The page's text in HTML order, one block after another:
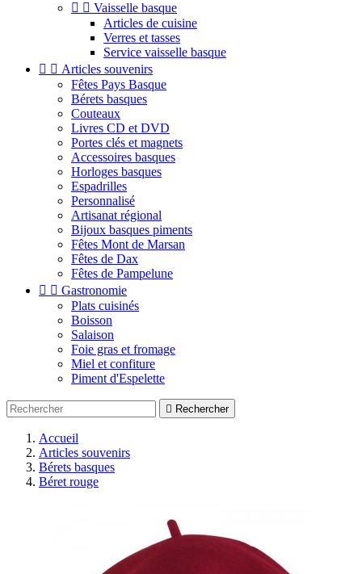
  Vaisselle basque
Articles de cuisine
Verres et tasses
Service vaisselle basque
  Articles souvenirs
Fêtes Pays Basque
Bérets basques
Couteaux
Livres CD et DVD
Portes clés et magnets
Accessoires basques
Horloges basques
Espadrilles
Personnalisé
Artisanat régional
Bijoux basques piments
Fêtes Mont de Marsan
Fêtes de Dax
Fêtes de Pampelune
  Gastronomie
Plats cuisinés
Boisson
Salaison
Foie gras et fromage
Miel et confiture
Piment d'Espelette
 Rechercher
Accueil
Articles souvenirs
Bérets basques
Béret rouge